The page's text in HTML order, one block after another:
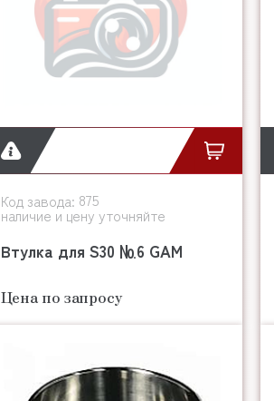
Код завода: 875
наличие и цену уточняйте
Втулка для S30 №6 GAM
Цена по запросу